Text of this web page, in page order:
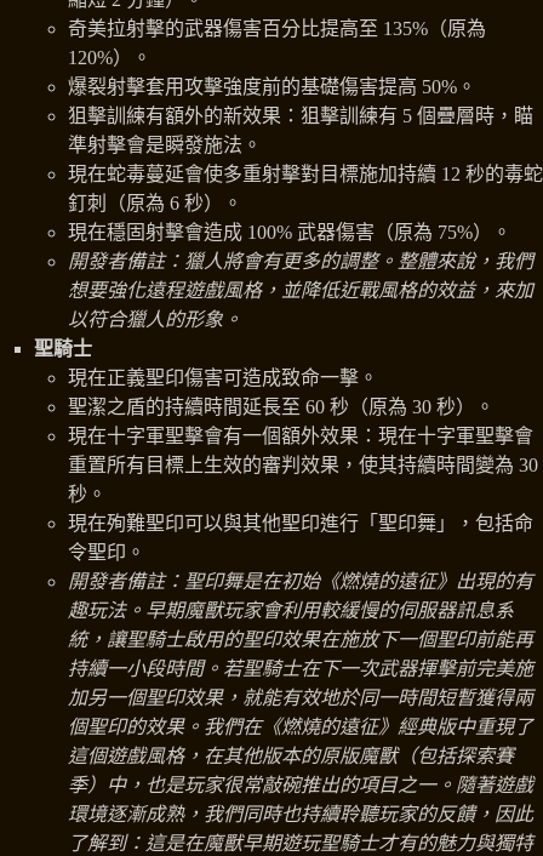
奇美拉射擊的武器傷害百分比提高至 135%（原為
120%）。
爆裂射擊套用攻擊強度前的基礎傷害提高 50%。
狙擊訓練有額外的新效果：狙擊訓練有 5 個疊層時，瞄
準射擊會是瞬發施法。
現在蛇毒蔓延會使多重射擊對目標施加持續 12 秒的毒蛇
釘刺（原為 6 秒）。
現在穩固射擊會造成 100% 武器傷害（原為 75%）。
開發者備註：獵人將會有更多的調整。整體來說，我們
想要強化遠程遊戲風格，並降低近戰風格的效益，來加
以符合獵人的形象。
聖騎士
現在正義聖印傷害可造成致命一擊。
聖潔之盾的持續時間延長至 60 秒（原為 30 秒）。
現在十字軍聖擊會有一個額外效果：現在十字軍聖擊會
重置所有目標上生效的審判效果，使其持續時間變為 30
秒。
現在殉難聖印可以與其他聖印進行「聖印舞」，包括命
令聖印。
開發者備註：聖印舞是在初始《燃燒的遠征》出現的有
趣玩法。早期魔獸玩家會利用較緩慢的伺服器訊息系
統，讓聖騎士啟用的聖印效果在施放下一個聖印前能再
持續一小段時間。若聖騎士在下一次武器揮擊前完美施
加另一個聖印效果，就能有效地於同一時間短暫獲得兩
個聖印的效果。我們在《燃燒的遠征》經典版中重現了
這個遊戲風格，在其他版本的原版魔獸（包括探索賽
季）中，也是玩家很常敲碗推出的項目之一。隨著遊戲
環境逐漸成熟，我們同時也持續聆聽玩家的反饋，因此
了解到：這是在魔獸早期遊玩聖騎士才有的魅力與獨特